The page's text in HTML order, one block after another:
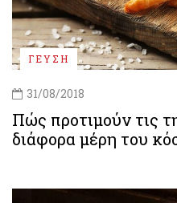
ΓΕΥΣΗ
31/08/2018
Πώς προτιμούν τις
διάφορα μέρη του